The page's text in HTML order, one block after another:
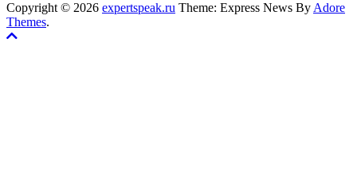
Copyright © 2026 expertspeak.ru Theme: Express News By Adore
Themes.